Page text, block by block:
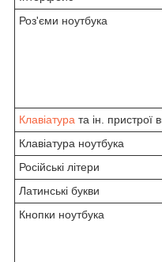
Роз'єми ноутбука
Клавіатура та ін. пристрої
Клавіатура ноутбука
Російські літери
Латинські букви
Кнопки ноутбука